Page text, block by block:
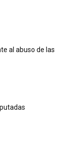
al abuso de las